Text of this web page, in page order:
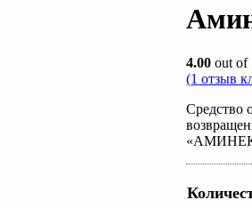
4.00 out of
(1 отзыв
Средство